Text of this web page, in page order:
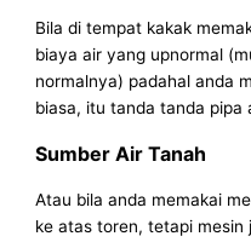
Bila di tempat kakak
biaya air yang upnormal
normalnya) padahal anda
biasa, itu tanda tanda pipa
Sumber Air Tanah
Atau bila anda memakai
ke atas toren, tetapi mesin